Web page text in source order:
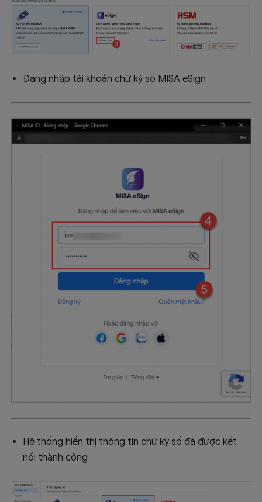
Đăng nhập tài khoản chữ ký số MISA eSign
Hệ thống hiển thị thông tin chữ ký số đã được kết
nối thành công